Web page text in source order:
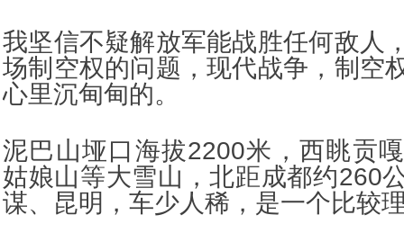
我坚信不疑解放军能战胜任何敌人
场制空权的问题，现代战争，制空
心里沉甸甸的。
泥巴山垭口海拔2200米，西眺贡
姑娘山等大雪山，北距成都约260
谋、昆明，车少人稀，是一个比较